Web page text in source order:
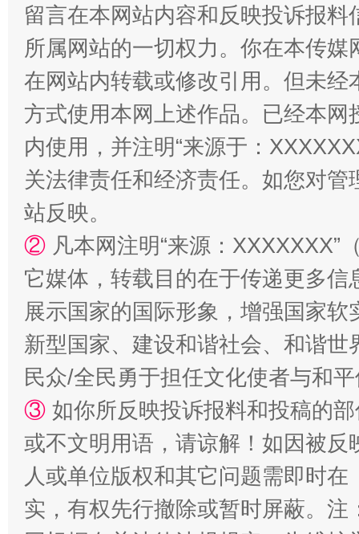
解纷+调解+退费，一次搞定
站台名比不上好声名
漫山遍野的桃花与雪山、麦地、白藏房 除
留言在本网站内容和反映投诉报
所属网站的一切权力。你在本传
在网站内转载或修改引用。但未
方式使用本网上述作品。已经本
内使用，并注明“来源于：
关法律责任和经济责任。如您对
站反映。
② 凡本网注明“来源：
它媒体，转载目的在于传递更多
展示国家的国际形象，增强国家
新型国家、建设和谐社会、和谐
民众/全民勇于担任文化使者与和
③ 如你所反映投诉报料和投稿的
或不文明用语，请谅解！如因被
人或单位版权和其它问题需即时在
实，有权先行撤除或暂时屏蔽。